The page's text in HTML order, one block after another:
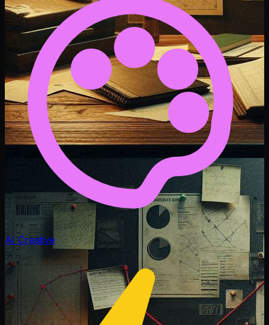
AI Creative